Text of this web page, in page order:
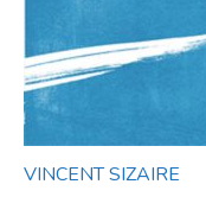
VINCENT SIZAIRE